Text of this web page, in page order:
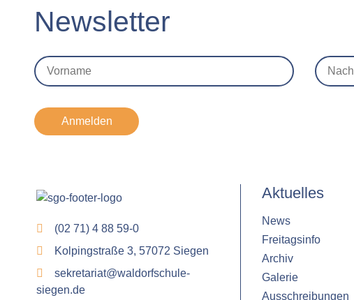
Newsletter
Anmelden
(02 71) 4 88 59-0
Kolpingstraße 3, 57072 Siegen
sekretariat@waldorfschule-
siegen.de
Aktuelles
News
Freitagsinfo
Archiv
Galerie
Ausschreibungen